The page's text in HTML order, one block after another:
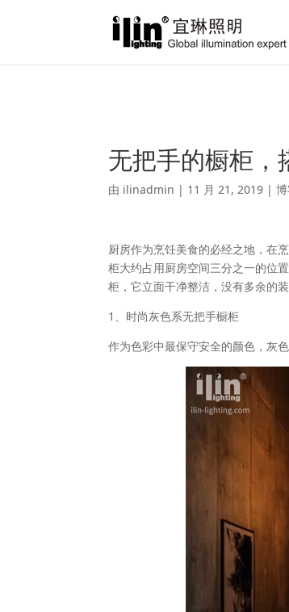
: A non-numeric value encountered in /
无把手的橱柜，
由 ilinadmin | 11 月 21, 2019 |
厨房作为烹饪美食的必经之地，在
柜大约占用厨房空间三分之一的位
柜，它立面干净整洁，没有多余的
1、时尚灰色系无把手橱柜
作为色彩中最保守安全的颜色，灰